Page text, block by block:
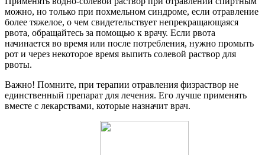
можно, но только при похмельном синдроме, если отравление
более тяжелое, о чем свидетельствует непрекращающаяся
рвота, обращайтесь за помощью к врачу. Если рвота
начинается во время или после потребления, нужно промыть
рот и через некоторое время выпить солевой раствор для
рвоты.
Важно! Помните, при терапии отравления физраствор не
единственный препарат для лечения. Его лучше применять
вместе с лекарствами, которые назначит врач.